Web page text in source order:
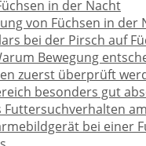
in der Nacht
von Füchsen in der
bei der Pirsch auf
Bewegung
zuerst überprüft
besonders gut
Futtersuchverhalten
bei einer